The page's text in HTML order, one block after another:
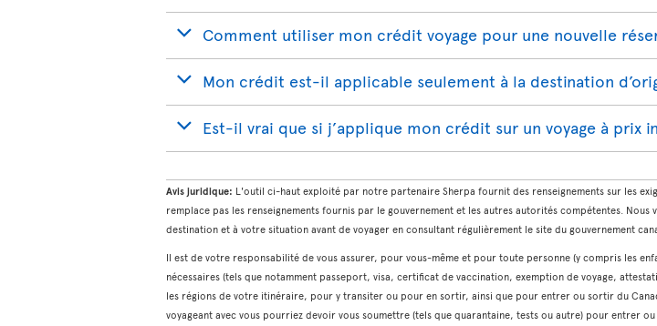
Comment utiliser mon crédit voyage pour une nouvelle
Mon crédit est-il applicable seulement à la destination
Est-il vrai que si j’applique mon crédit sur un voyage à
Avis juridique: L'outil ci-haut exploité par notre partenaire Sherpa fournit des renseignements sur les
remplace pas les renseignements fournis par le gouvernement et les autres autorités compétentes.
destination et à votre situation avant de voyager en consultant régulièrement le site du gouvernement
Il est de votre responsabilité de vous assurer, pour vous-même et pour toute personne (y compris les
nécessaires (tels que notamment passeport, visa, certificat de vaccination, exemption de voyage,
les régions de votre itinéraire, pour y transiter ou pour en sortir, ainsi que pour entrer ou sortir du
voyageant avec vous pourriez devoir vous soumettre (tels que quarantaine, tests ou autre) pour entrer